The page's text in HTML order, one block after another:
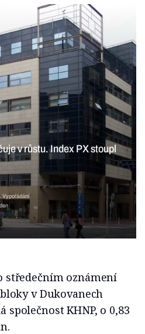
stoupl o 0,77
trzích.
transakcí se zkrátí na jeden
středečním oznámení
v Dukovanech
KHNP, o 0,83